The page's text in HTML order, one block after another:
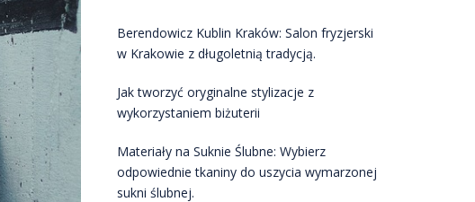
Berendowicz Kublin Kraków: Salon fryzjerski
w Krakowie z długoletnią tradycją.
Jak tworzyć oryginalne stylizacje z
wykorzystaniem biżuterii
Materiały na Suknie Ślubne: Wybierz
odpowiednie tkaniny do uszycia wymarzonej
sukni ślubnej.